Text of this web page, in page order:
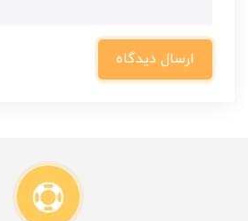
ارسال دیدگاه